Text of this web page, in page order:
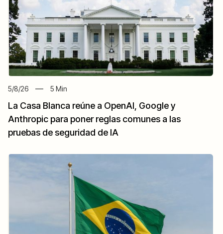
5/8/26 5 Min
La Casa Blanca reúne a OpenAI, Google y
Anthropic para poner reglas comunes a las
pruebas de seguridad de IA